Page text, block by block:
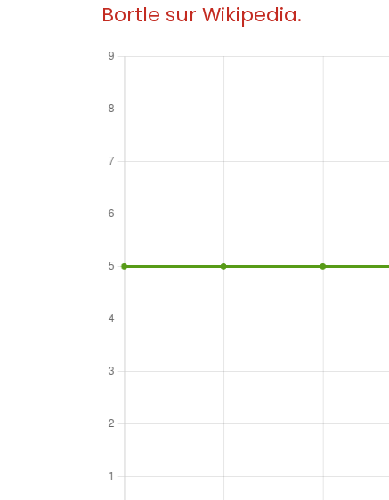
Bortle sur Wikipedia.